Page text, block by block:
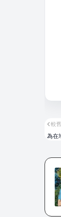
較舊
為在